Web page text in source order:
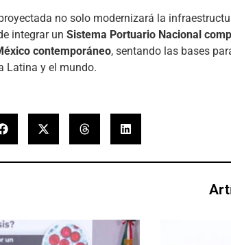
no solo modernizará la
integrar un Sistema Portuario Nacional
contemporáneo, sentando las bases
Latina y el mundo.